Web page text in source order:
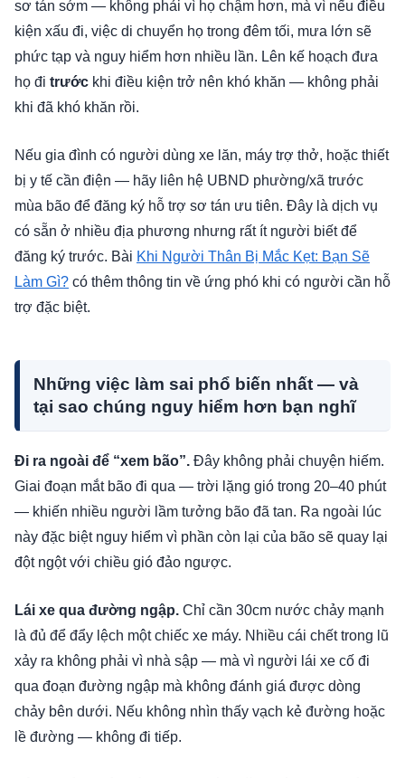
sơ tán sớm — không phải vì họ chậm hơn, mà vì nếu điều
kiện xấu đi, việc di chuyển họ trong đêm tối, mưa lớn sẽ
phức tạp và nguy hiểm hơn nhiều lần. Lên kế hoạch đưa
họ đi trước khi điều kiện trở nên khó khăn — không phải
khi đã khó khăn rồi.
Nếu gia đình có người dùng xe lăn, máy trợ thở, hoặc thiết
bị y tế cần điện — hãy liên hệ UBND phường/xã trước
mùa bão để đăng ký hỗ trợ sơ tán ưu tiên. Đây là dịch vụ
có sẵn ở nhiều địa phương nhưng rất ít người biết để
đăng ký trước. Bài Khi Người Thân Bị Mắc Kẹt: Bạn Sẽ
Làm Gì? có thêm thông tin về ứng phó khi có người cần hỗ
trợ đặc biệt.
Những việc làm sai phổ biến nhất — và
tại sao chúng nguy hiểm hơn bạn nghĩ
Đi ra ngoài để “xem bão”. Đây không phải chuyện hiếm.
Giai đoạn mắt bão đi qua — trời lặng gió trong 20–40 phút
— khiến nhiều người lầm tưởng bão đã tan. Ra ngoài lúc
này đặc biệt nguy hiểm vì phần còn lại của bão sẽ quay lại
đột ngột với chiều gió đảo ngược.
Lái xe qua đường ngập. Chỉ cần 30cm nước chảy mạnh
là đủ để đẩy lệch một chiếc xe máy. Nhiều cái chết trong lũ
xảy ra không phải vì nhà sập — mà vì người lái xe cố đi
qua đoạn đường ngập mà không đánh giá được dòng
chảy bên dưới. Nếu không nhìn thấy vạch kẻ đường hoặc
lề đường — không đi tiếp.